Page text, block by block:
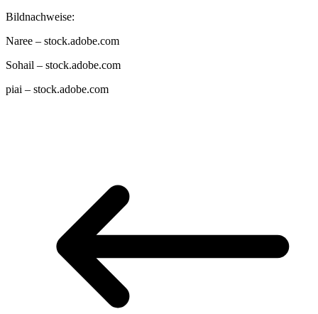
Bildnachweise:
Naree – stock.adobe.com
Sohail – stock.adobe.com
piai – stock.adobe.com